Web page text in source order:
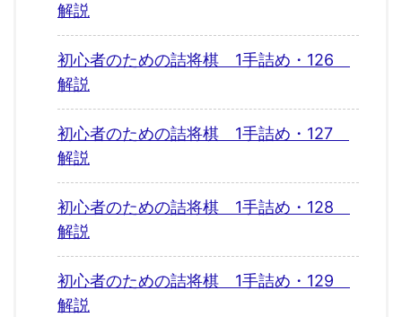
解説
初心者のための詰将棋 1手詰め・126
解説
初心者のための詰将棋 1手詰め・127
解説
初心者のための詰将棋 1手詰め・128
解説
初心者のための詰将棋 1手詰め・129
解説